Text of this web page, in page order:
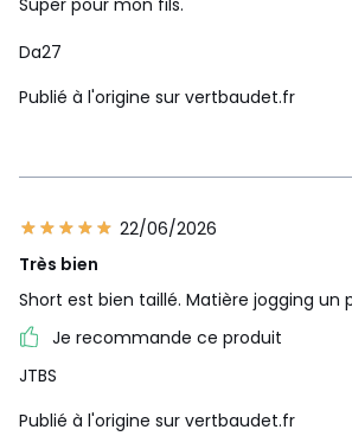
Super pour mon fils.
Da27
Publié à l'origine sur vertbaudet.fr
22/06/2026
Très bien
Short est bien taillé. Matière jogging un
Je recommande ce produit
JTBS
Publié à l'origine sur vertbaudet.fr